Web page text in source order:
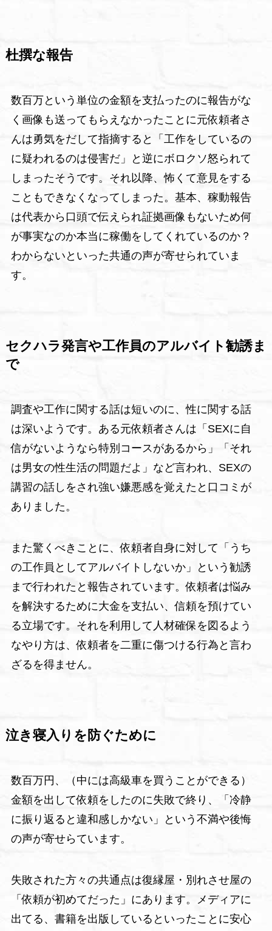
杜撰な報告
数百万という単位の金額を支払ったのに報告がな
く画像も送ってもらえなかったことに元依頼者さ
んは勇気をだして指摘すると「工作をしているの
に疑われるのは侵害だ」と逆にボロクソ怒られて
しまったそうです。それ以降、怖くて意見をする
こともできなくなってしまった。基本、稼動報告
は代表から口頭で伝えられ証拠画像もないため何
が事実なのか本当に稼働をしてくれているのか？
わからないといった共通の声が寄せられていま
す。
セクハラ発言や工作員のアルバイト勧誘ま
で
調査や工作に関する話は短いのに、性に関する話
は深いようです。ある元依頼者さんは「SEXに自
信がないようなら特別コースがあるから」「それ
は男女の性生活の問題だよ」など言われ、SEXの
講習の話しをされ強い嫌悪感を覚えたと口コミが
ありました。
また驚くべきことに、依頼者自身に対して「うち
の工作員としてアルバイトしないか」という勧誘
まで行われたと報告されています。依頼者は悩み
を解決するために大金を支払い、信頼を預けてい
る立場です。それを利用して人材確保を図るよう
なやり方は、依頼者を二重に傷つける行為と言わ
ざるを得ません。
泣き寝入りを防ぐために
数百万円、（中には高級車を買うことができる）
金額を出して依頼をしたのに失敗で終り、「冷静
に振り返ると違和感しかない」という不満や後悔
の声が寄せらています。
失敗された方々の共通点は復縁屋・別れさせ屋の
「依頼が初めてだった」にあります。メディアに
出てる、書籍を出版しているといったことに安心